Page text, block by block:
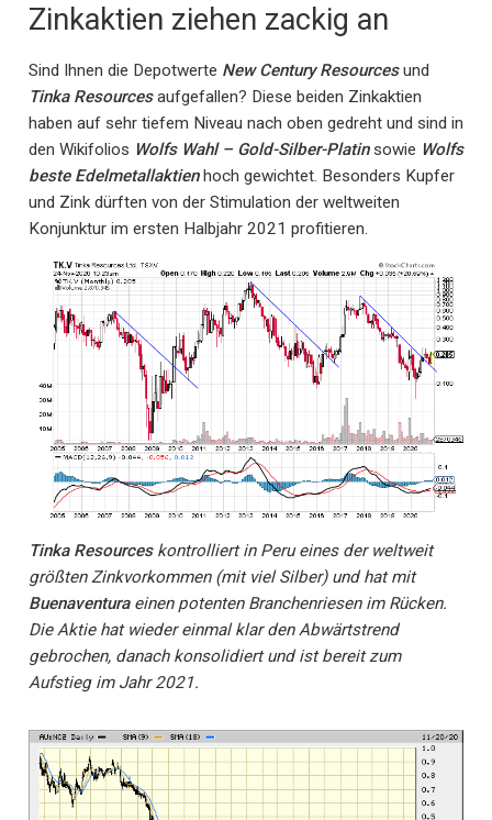
Zinkaktien ziehen zackig an
Sind Ihnen die Depotwerte New Century Resourcesund
Tinka Resourcesaufgefallen? Diese beiden Zinkaktien
haben auf sehr tiefem Niveau nach oben gedreht und sind in
den Wikifolios Wolfs Wahl – Gold-Silber-Platinsowie Wolfs
beste Edelmetallaktienhoch gewichtet. Besonders Kupfer
und Zink dürften von der Stimulation der weltweiten
Konjunktur im ersten Halbjahr 2021 profitieren.
Tinka Resourceskontrolliert in Peru eines der weltweit
größten Zinkvorkommen (mit viel Silber) und hat mit
Buenaventura einen potenten Branchenriesen im Rücken.
Die Aktie hat wieder einmal klar den Abwärtstrend
gebrochen, danach konsolidiert und ist bereit zum
Aufstieg im Jahr 2021.